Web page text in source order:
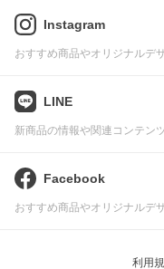
Instagram
おすすめ商品やオリジナルデ
LINE
新商品の情報や関連コンテン
Facebook
おすすめ商品やオリジナルデ
利用